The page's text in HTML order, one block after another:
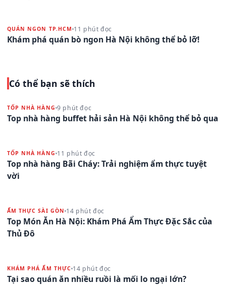
QUÁN NGON TP.HCM 11 phút đọc
Khám phá quán bò ngon Hà Nội không thể bỏ lỡ!
Có thể bạn sẽ thích
TỐP NHÀ HÀNG 9 phút đọc
Top nhà hàng buffet hải sản Hà Nội không thể bỏ qua
TỐP NHÀ HÀNG 11 phút đọc
Top nhà hàng Bãi Cháy: Trải nghiệm ẩm thực tuyệt
vời
ẨM THỰC SÀI GÒN 14 phút đọc
Top Món Ăn Hà Nội: Khám Phá Ẩm Thực Đặc Sắc của
Thủ Đô
KHÁM PHÁ ẨM THỰC 14 phút đọc
Tại sao quán ăn nhiều ruồi là mối lo ngại lớn?